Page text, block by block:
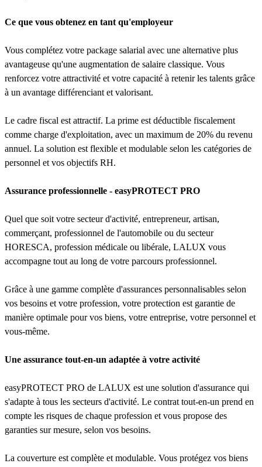
Ce que vous obtenez en tant qu'employeur
Vous complétez votre package salarial avec une alternative plus
avantageuse qu'une augmentation de salaire classique. Vous
renforcez votre attractivité et votre capacité à retenir les talents grâce
à un avantage différenciant et valorisant.
Le cadre fiscal est attractif. La prime est déductible fiscalement
comme charge d'exploitation, avec un maximum de 20% du revenu
annuel. La solution est flexible et modulable selon les catégories de
personnel et vos objectifs RH.
Assurance professionnelle - easyPROTECT PRO
Quel que soit votre secteur d'activité, entrepreneur, artisan,
commerçant, professionnel de l'automobile ou du secteur
HORESCA, profession médicale ou libérale, LALUX vous
accompagne tout au long de votre parcours professionnel.
Grâce à une gamme complète d'assurances personnalisables selon
vos besoins et votre profession, votre protection est garantie de
manière optimale pour vos biens, votre entreprise, votre personnel et
vous-même.
Une assurance tout-en-un adaptée à votre activité
easyPROTECT PRO de LALUX est une solution d'assurance qui
s'adapte à tous les secteurs d'activité. Le contrat tout-en-un prend en
compte les risques de chaque profession et vous propose des
garanties sur mesure, selon vos besoins.
La couverture est complète et modulable. Vous protégez vos biens